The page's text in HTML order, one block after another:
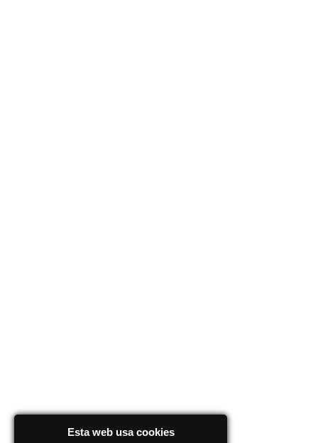
Esta web usa cookies